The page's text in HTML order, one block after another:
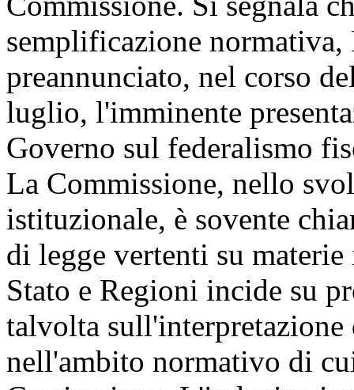
semplificazione
preannunciato, nel corso
luglio, l'imminente
Governo sul federalismo
La Commissione, nello
istituzionale, è sovente
di legge vertenti su
Stato e Regioni incide su
talvolta
nell'ambito normativo di